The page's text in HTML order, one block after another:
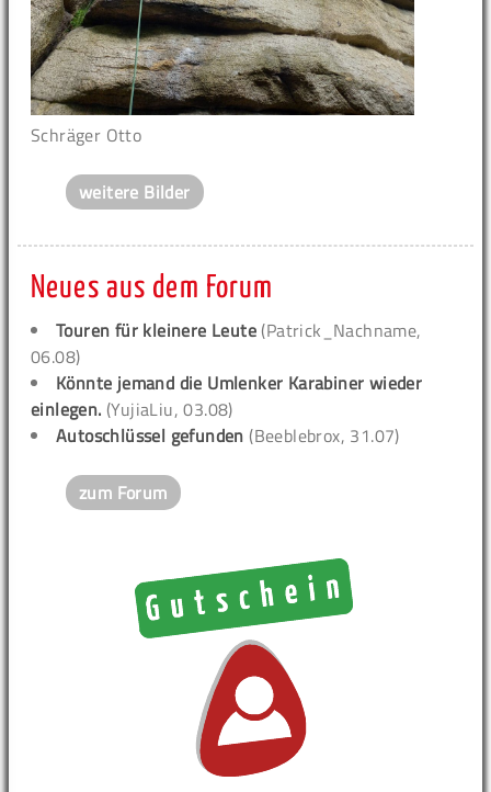
Schräger Otto
weitere Bilder
Neues aus dem Forum
Touren für kleinere Leute (Patrick_Nachname,
06.08)
Könnte jemand die Umlenker Karabiner wieder
einlegen. (YujiaLiu, 03.08)
Autoschlüssel gefunden (Beeblebrox, 31.07)
zum Forum